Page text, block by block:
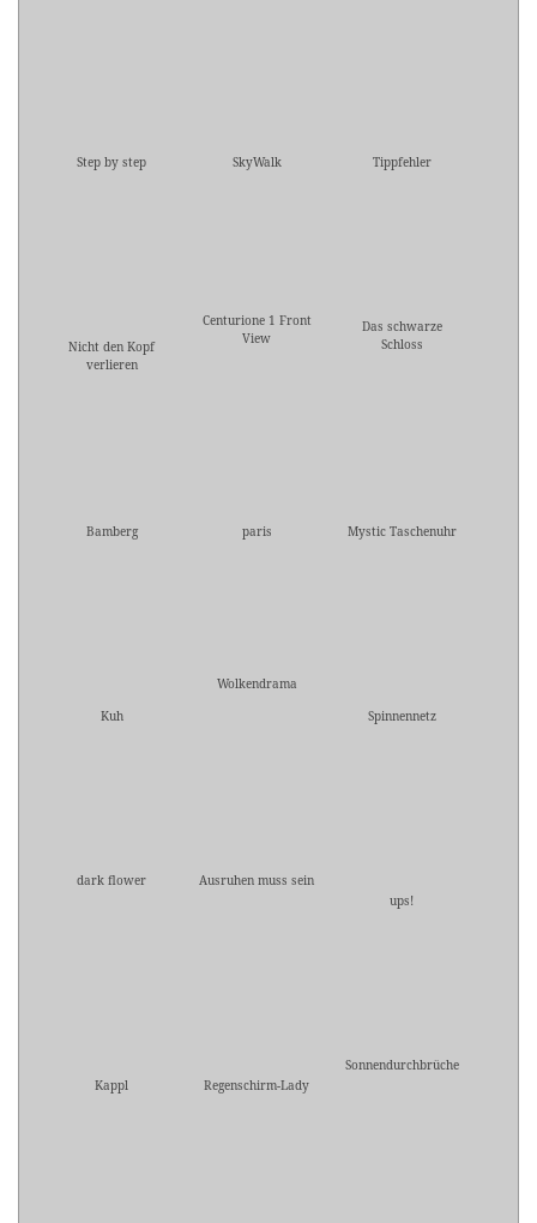
Step by step SkyWalk Tippfehler
Nicht den Kopf
verlieren
Centurione 1 Front
View
Das schwarze
Schloss
Bamberg paris Mystic Taschenuhr
Kuh
Wolkendrama
Spinnennetz
dark flower
Ausruhen muss sein
ups!
Kappl Regenschirm-Lady
Sonnendurchbrüche